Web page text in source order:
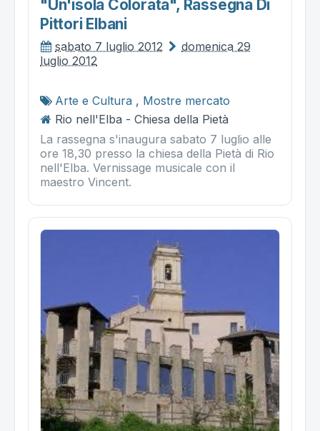
"un'isola Colorata", Rassegna Di
Pittori Elbani
sabato 7 luglio 2012
domenica 29
luglio 2012
Arte e Cultura , Mostre mercato
Rio nell'Elba - Chiesa della Pietà
La rassegna s'inaugura sabato 7 luglio alle
ore 18,30 presso la chiesa della Pietà di Rio
nell'Elba. Vernissage musicale con il
maestro Vincent.